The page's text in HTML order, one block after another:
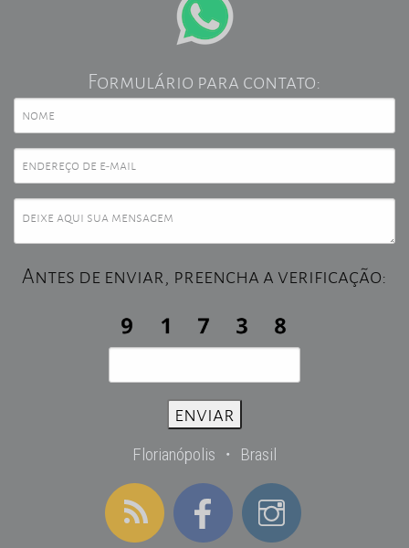
Formulário para contato:
Antes de enviar, preencha a verificação:
Florianópolis ・ Brasil